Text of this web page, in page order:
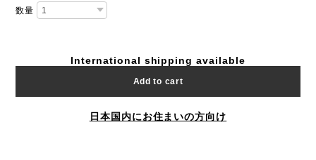
数量
International shipping available
Add to cart
日本国内にお住まいの方向け